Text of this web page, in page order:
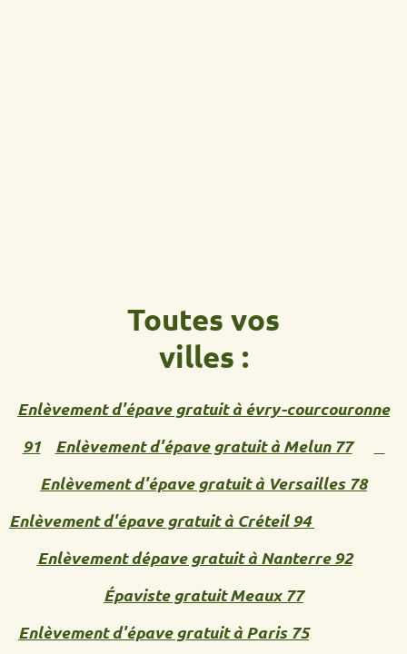
Toutes vos
villes :
Enlèvement d'épave gratuit à évry-courcouronne
91
Enlèvement d'épave gratuit à Melun 77
Enlèvement d'épave gratuit à Versailles 78
Enlèvement d'épave gratuit à Créteil 94
Enlèvement dépave gratuit à Nanterre 92
Épaviste gratuit Meaux 77
Enlèvement d'épave gratuit à Paris 75